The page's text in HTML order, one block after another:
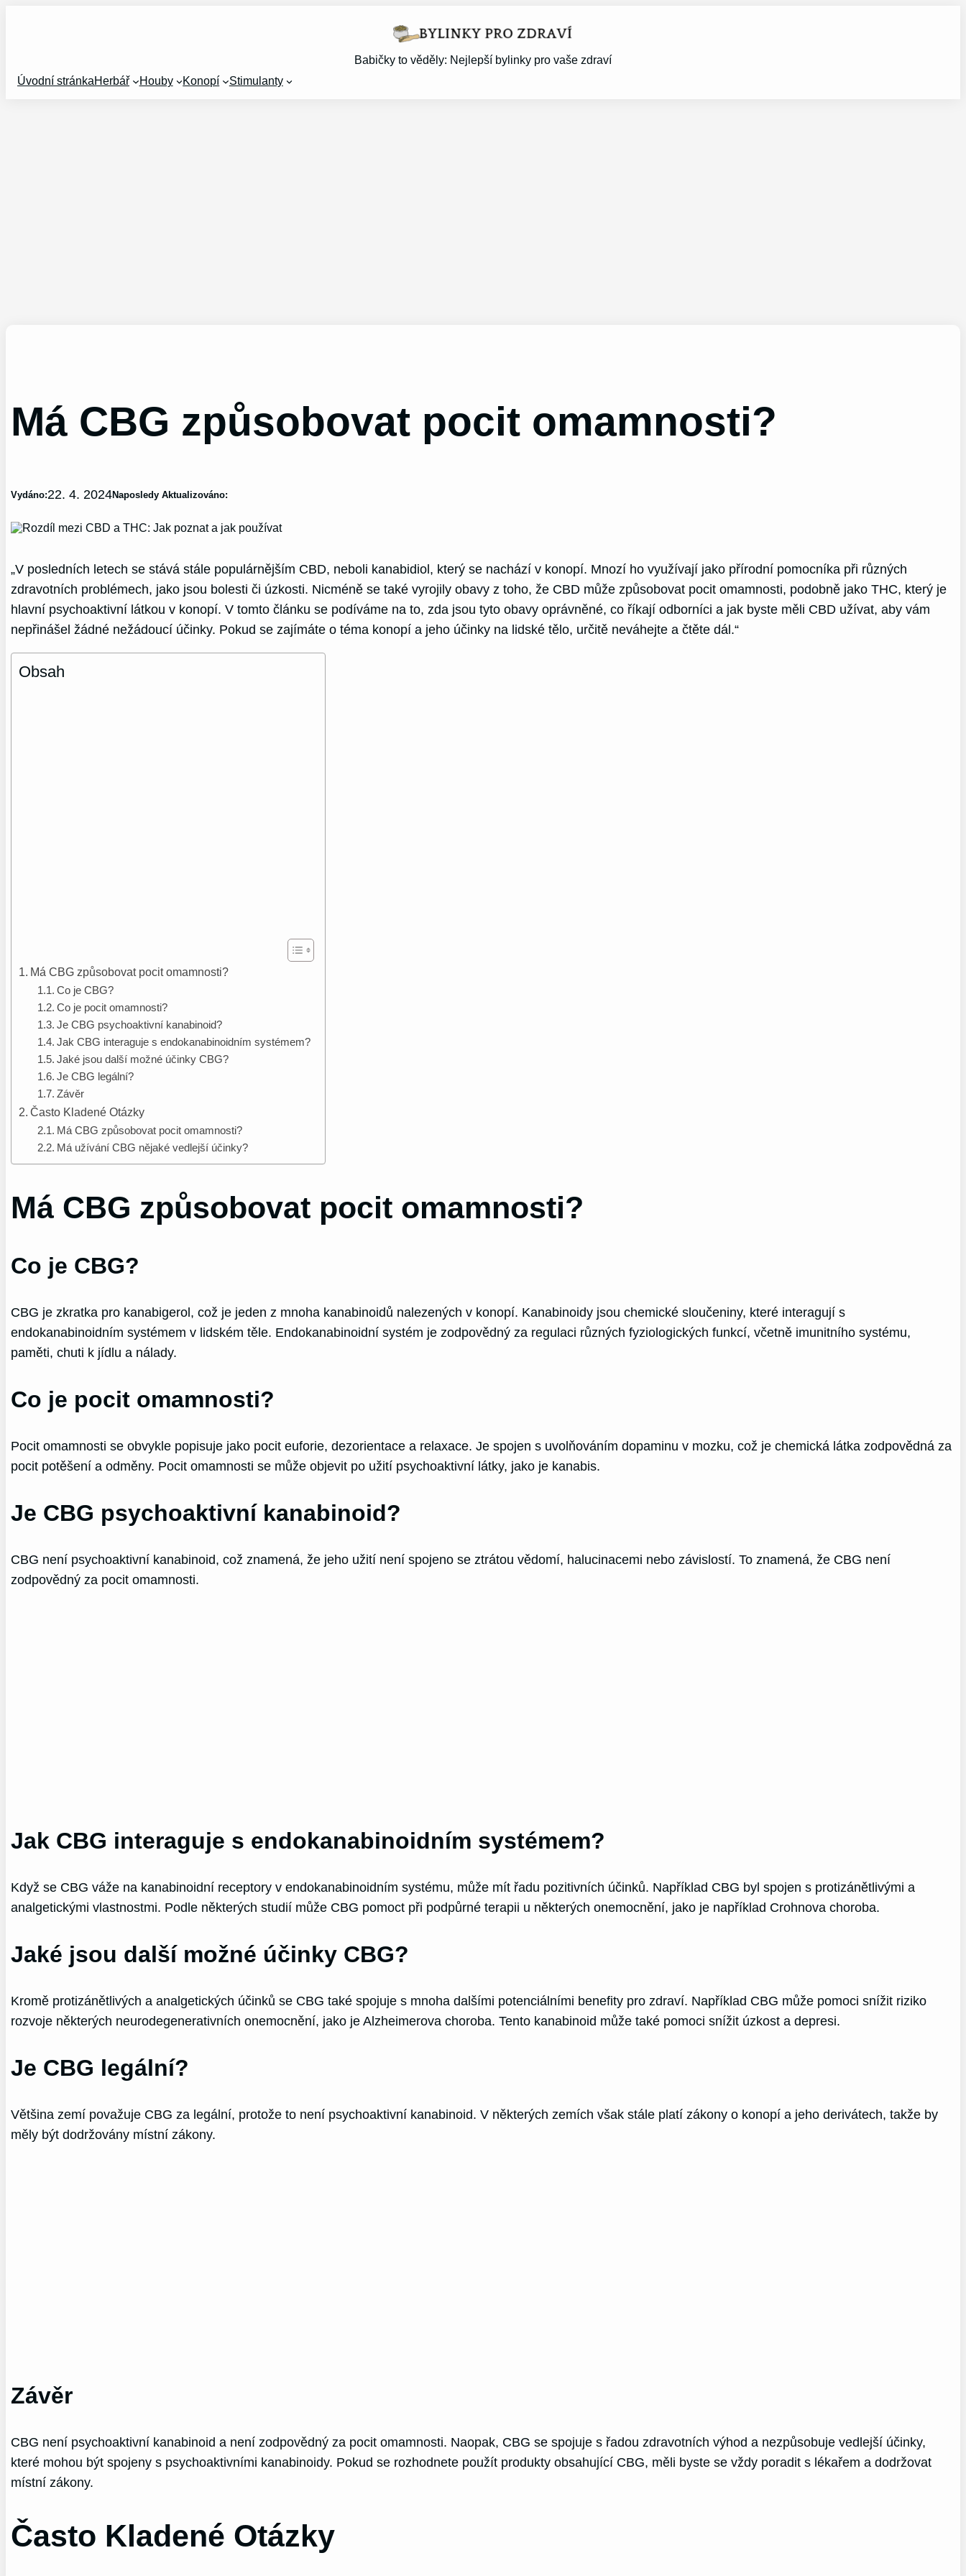
Babičky to věděly: Nejlepší bylinky pro vaše zdraví
Úvodní stránkaHerbář Houby Konopí Stimulanty
Má CBG způsobovat pocit omamnosti?
Vydáno:22. 4. 2024Naposledy Aktualizováno:
„V posledních letech se stává stále populárnějším CBD, neboli kanabidiol, který se nachází v konopí. Mnozí ho využívají jako přírodní pomocníka při různých
zdravotních problémech, jako jsou bolesti či úzkosti. Nicméně se také vyrojily obavy z toho, že CBD může způsobovat pocit omamnosti, podobně jako THC, který je
hlavní psychoaktivní látkou v konopí. V tomto článku se podíváme na to, zda jsou tyto obavy oprávněné, co říkají odborníci a jak byste měli CBD užívat, aby vám
nepřinášel žádné nežádoucí účinky. Pokud se zajímáte o téma konopí a jeho účinky na lidské tělo, určitě neváhejte a čtěte dál.“
Obsah
Má CBG způsobovat pocit omamnosti?
Co je CBG?
Co je pocit omamnosti?
Je CBG psychoaktivní kanabinoid?
Jak CBG interaguje s endokanabinoidním systémem?
Jaké jsou další možné účinky CBG?
Je CBG legální?
Závěr
Často Kladené Otázky
Má CBG způsobovat pocit omamnosti?
Má užívání CBG nějaké vedlejší účinky?
Má CBG způsobovat pocit omamnosti?
Co je CBG?
CBG je zkratka pro kanabigerol, což je jeden z mnoha kanabinoidů nalezených v konopí. Kanabinoidy jsou chemické sloučeniny, které interagují s
endokanabinoidním systémem v lidském těle. Endokanabinoidní systém je zodpovědný za regulaci různých fyziologických funkcí, včetně imunitního systému,
paměti, chuti k jídlu a nálady.
Co je pocit omamnosti?
Pocit omamnosti se obvykle popisuje jako pocit euforie, dezorientace a relaxace. Je spojen s uvolňováním dopaminu v mozku, což je chemická látka zodpovědná za
pocit potěšení a odměny. Pocit omamnosti se může objevit po užití psychoaktivní látky, jako je kanabis.
Je CBG psychoaktivní kanabinoid?
CBG není psychoaktivní kanabinoid, což znamená, že jeho užití není spojeno se ztrátou vědomí, halucinacemi nebo závislostí. To znamená, že CBG není
zodpovědný za pocit omamnosti.
Jak CBG interaguje s endokanabinoidním systémem?
Když se CBG váže na kanabinoidní receptory v endokanabinoidním systému, může mít řadu pozitivních účinků. Například CBG byl spojen s protizánětlivými a
analgetickými vlastnostmi. Podle některých studií může CBG pomoct při podpůrné terapii u některých onemocnění, jako je například Crohnova choroba.
Jaké jsou další možné účinky CBG?
Kromě protizánětlivých a analgetických účinků se CBG také spojuje s mnoha dalšími potenciálními benefity pro zdraví. Například CBG může pomoci snížit riziko
rozvoje některých neurodegenerativních onemocnění, jako je Alzheimerova choroba. Tento kanabinoid může také pomoci snížit úzkost a depresi.
Je CBG legální?
Většina zemí považuje CBG za legální, protože to není psychoaktivní kanabinoid. V některých zemích však stále platí zákony o konopí a jeho derivátech, takže by
měly být dodržovány místní zákony.
Závěr
CBG není psychoaktivní kanabinoid a není zodpovědný za pocit omamnosti. Naopak, CBG se spojuje s řadou zdravotních výhod a nezpůsobuje vedlejší účinky,
které mohou být spojeny s psychoaktivními kanabinoidy. Pokud se rozhodnete použít produkty obsahující CBG, měli byste se vždy poradit s lékařem a dodržovat
místní zákony.
Často Kladené Otázky